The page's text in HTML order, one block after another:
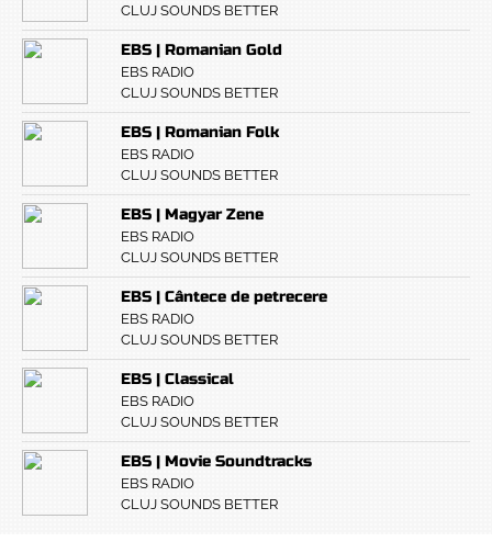
CLUJ SOUNDS BETTER
EBS | Romanian Gold
EBS RADIO
CLUJ SOUNDS BETTER
EBS | Romanian Folk
EBS RADIO
CLUJ SOUNDS BETTER
EBS | Magyar Zene
EBS RADIO
CLUJ SOUNDS BETTER
EBS | Cântece de petrecere
EBS RADIO
CLUJ SOUNDS BETTER
EBS | Classical
EBS RADIO
CLUJ SOUNDS BETTER
EBS | Movie Soundtracks
EBS RADIO
CLUJ SOUNDS BETTER